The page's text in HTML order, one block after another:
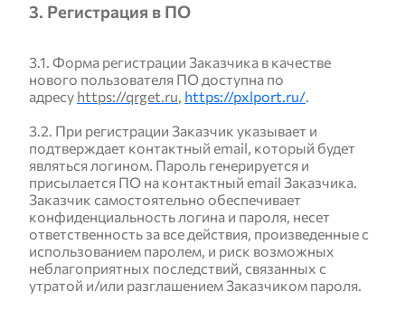
3. Регистрация в ПО
3.1. Форма регистрации Заказчика в качестве
нового пользователя ПО доступна по
адресу https://qrget.ru, https://pxlport.ru/.
3.2. При регистрации Заказчик указывает и
подтверждает контактный email, который будет
являться логином. Пароль генерируется и
присылается ПО на контактный email Заказчика.
Заказчик самостоятельно обеспечивает
конфиденциальность логина и пароля, несет
ответственность за все действия, произведенные с
использованием паролем, и риск возможных
неблагоприятных последствий, связанных с
утратой и/или разглашением Заказчиком пароля.